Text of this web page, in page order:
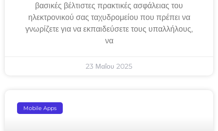
βασικές βέλτιστες πρακτικές ασφάλειας του
ηλεκτρονικού σας ταχυδρομείου που πρέπει να
γνωρίζετε για να εκπαιδεύσετε τους υπαλλήλους,
να
23 Μαΐου 2025
Mobile Apps